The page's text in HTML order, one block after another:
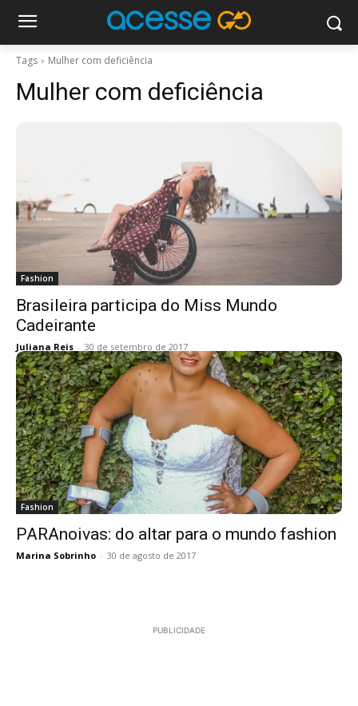
Tags Mulher com deficiência
Mulher com deficiência
Fashion
Brasileira participa do Miss Mundo
Cadeirante
Juliana Reis - 30 de setembro de 2017
Fashion
PARAnoivas: do altar para o mundo fashion
Marina Sobrinho - 30 de agosto de 2017
PUBLICIDADE